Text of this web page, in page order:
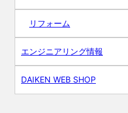
リフォーム
エンジニアリング情報
DAIKEN WEB SHOP